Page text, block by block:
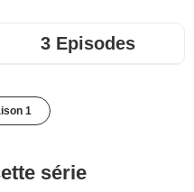
3 Episodes
1
série